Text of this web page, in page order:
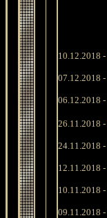
10.12.2018 -
07.12.2018 -
06.12.2018 -
26.11.2018 -
24.11.2018 -
12.11.2018 -
10.11.2018 -
09.11.2018 -